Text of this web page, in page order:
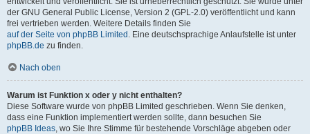
der GNU General Public License, Version 2 (GPL-2.0) veröffentlicht und kann
frei vertrieben werden. Weitere Details finden Sie
auf der Seite von phpBB Limited . Eine deutschsprachige Anlaufstelle ist unter
phpBB.de zu finden.
Nach oben
Warum ist Funktion x oder y nicht enthalten?
Diese Software wurde von phpBB Limited geschrieben. Wenn Sie denken,
dass eine Funktion implementiert werden sollte, dann besuchen Sie
phpBB Ideas, wo Sie Ihre Stimme für bestehende Vorschläge abgeben oder